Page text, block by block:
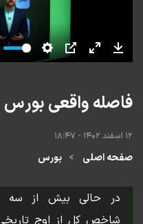
فاصله واقعی بورس
۱۲ اسفند ۱۴۰۲ - ۱۸:۴۷
صفحه اصلی بورس
در حالی بیش از سه
شاخص کل از اوج